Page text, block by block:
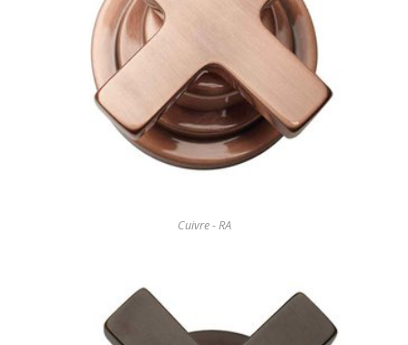
Cuivre - RA